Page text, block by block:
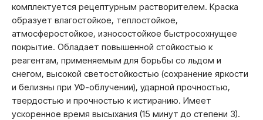
комплектуется рецептурным растворителем. Краска
образует влагостойкое, теплостойкое,
атмосферостойкое, износостойкое быстросохнущее
покрытие. Обладает повышенной стойкостью к
реагентам, применяемым для борьбы со льдом и
снегом, высокой светостойкостью (сохранение яркости
и белизны при УФ-облучении), ударной прочностью,
твердостью и прочностью к истиранию. Имеет
ускоренное время высыхания (15 минут до степени 3).